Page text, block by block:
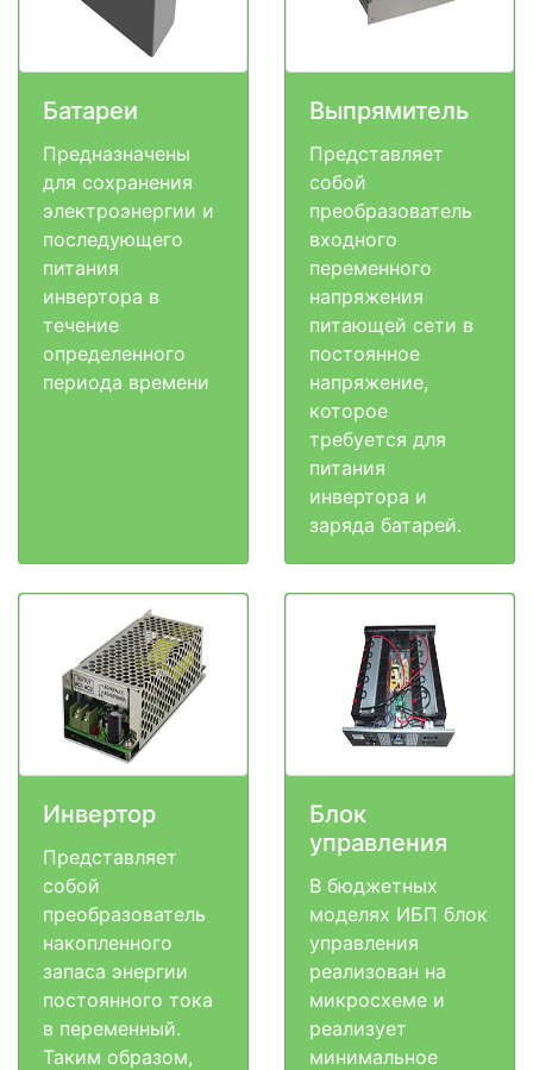
Батареи
Предназначены
для сохранения
электроэнергии и
последующего
питания
инвертора в
течение
определенного
периода времени
Выпрямитель
Представляет
собой
преобразователь
входного
переменного
напряжения
питающей сети в
постоянное
напряжение,
которое
требуется для
питания
инвертора и
заряда батарей.
Инвертор
Представляет
собой
преобразователь
накопленного
запаса энергии
постоянного тока
в переменный.
Таким образом,
Блок
управления
В бюджетных
моделях ИБП блок
управления
реализован на
микросхеме и
реализует
минимальное